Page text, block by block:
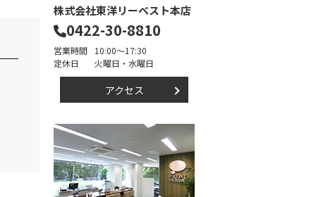
株式会社東洋リーベスト本店
0422-30-8810
営業時間
10:00～17:30
定休日
火曜日・水曜日
アクセス